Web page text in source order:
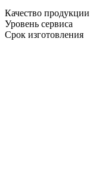
Качество продукции
Уровень сервиса
Срок изготовления